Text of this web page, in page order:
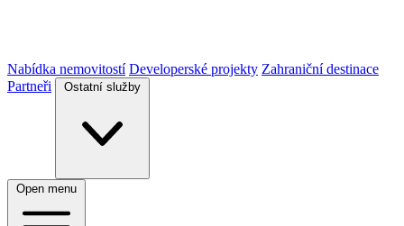
Nabídka nemovitostí Developerské projekty Zahraniční destinace
Partneři
Ostatní služby
Open menu